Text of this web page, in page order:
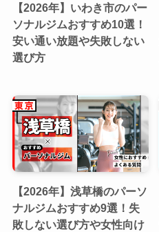
【2026年】いわき市のパー
ソナルジムおすすめ10選！
安い通い放題や失敗しない
選び方
【2026年】浅草橋のパーソ
ナルジムおすすめ9選！失
敗しない選び方や女性向け